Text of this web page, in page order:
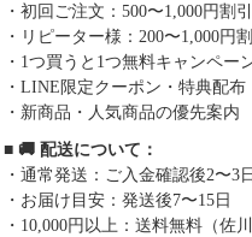
・初回ご注文：500〜1,000円割引
・リピーター様：200〜1,000円割
・1つ買うと1つ無料キャンペー
・LINE限定クーポン・特典配布
・新商品・人気商品の優先案内
■ 🚚 配送について：
・通常発送：ご入金確認後2〜3
・お届け目安：発送後7〜15日
・10,000円以上：送料無料（佐